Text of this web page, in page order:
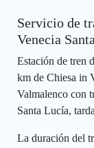
Servicio de
Venecia
Estación de tren
km de Chiesa in
Valmalenco con
Santa Lucía,
La duración del